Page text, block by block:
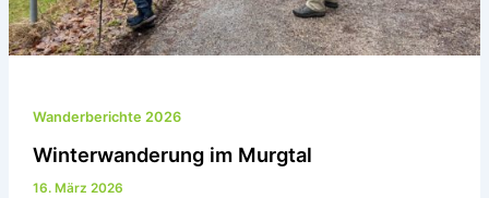
Wanderberichte 2026
Winterwanderung im Murgtal
16. März 2026